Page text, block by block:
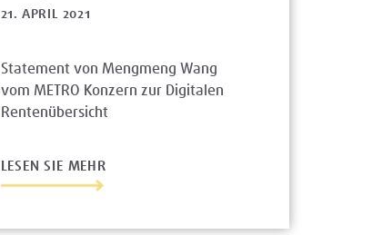
21. APRIL 2021
Statement von Mengmeng Wang
vom METRO Konzern zur Digitalen
Rentenübersicht
LESEN SIE MEHR